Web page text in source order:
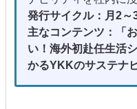
発行サイクル：月2～
主なコンテンツ：「
い！海外初赴任生活
かるYKKのサステナ